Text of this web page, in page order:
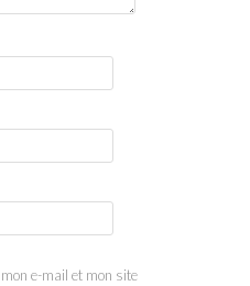
e-mail et mon site